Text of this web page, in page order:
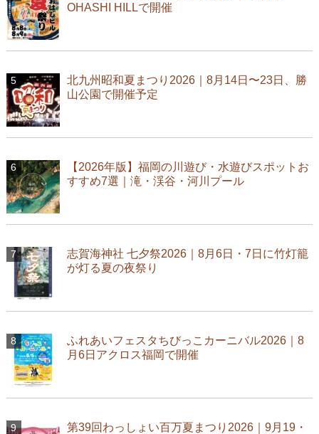
OHASHI HILLで開催
北九州昭和夏まつり2026｜8月14日〜23日、勝
山公園で開催予定
【2026年版】福岡の川遊び・水遊びスポットお
すすめ7選｜滝・渓谷・河川プール
志賀海神社 七夕祭2026｜8月6日・7日に竹灯籠
が灯る夏の夜祭り
ふれあいフェスタちびっこカーニバル2026｜8
月6日アクロス福岡で開催
第39回わっしょい百万夏まつり2026｜9月19・